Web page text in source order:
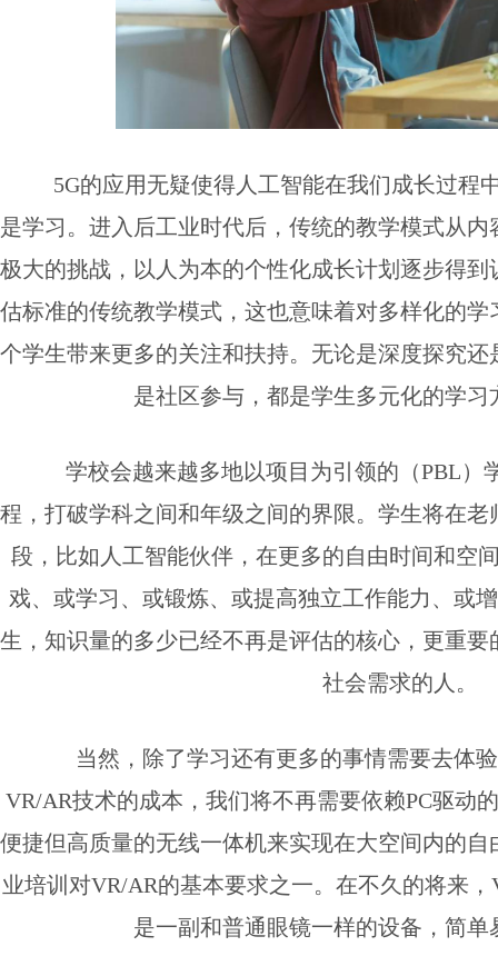
5G的应用无疑使得人工智能在我们成长过程
是学习。进入后工业时代后，传统的教学模式从
极大的挑战，以人为本的个性化成长计划逐步得
估标准的传统教学模式，这也意味着对多样化的
个学生带来更多的关注和扶持。无论是深度探究
是社区参与，都是学生多元化的学习
学校会越来越多地以项目为引领的（PBL）
程，打破学科之间和年级之间的界限。学生将在
段，比如人工智能伙伴，在更多的自由时间和空
戏、或学习、或锻炼、或提高独立工作能力、或
生，知识量的多少已经不再是评估的核心，更重
社会需求的人。
当然，除了学习还有更多的事情需要去体
VR/AR技术的成本，我们将不再需要依赖PC驱动
便捷但高质量的无线一体机来实现在大空间内的
业培训对VR/AR的基本要求之一。在不久的将来
是一副和普通眼镜一样的设备，简单